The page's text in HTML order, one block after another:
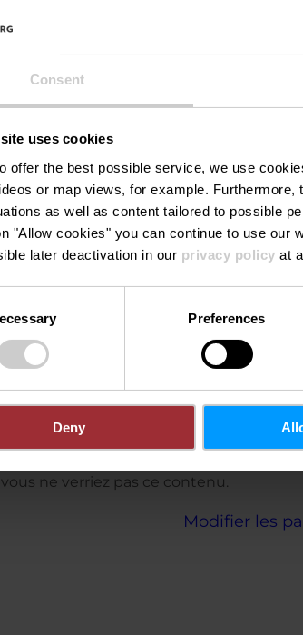
Consent
uses cookies
offer the best possible service, we use
or map views, for example. Furthermore,
as well as content tailored to possible
"Allow cookies" you can continue to use our
later deactivation in our privacy policy at
Preferences
Deny
ne verriez pas ce contenu.
Modifier les